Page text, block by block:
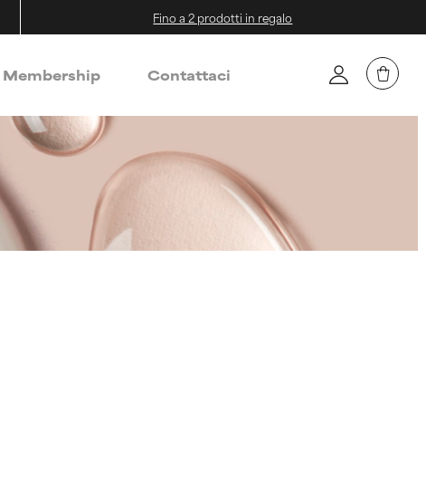
Fino a 2 prodotti in regalo
Membership Contattaci